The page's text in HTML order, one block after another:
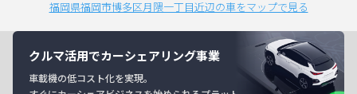
福岡県福岡市博多区月隈一丁目近辺の車をマップで見る
クルマ活用でカーシェアリング事業
車載機の低コスト化を実現。